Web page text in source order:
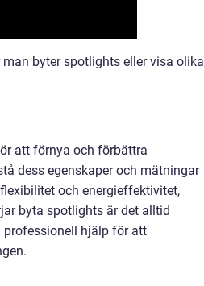
byter spotlights eller visa olika
att förnya och förbättra
dess egenskaper och mätningar
och energieffektivitet,
byta spotlights är det alltid
hjälp för att